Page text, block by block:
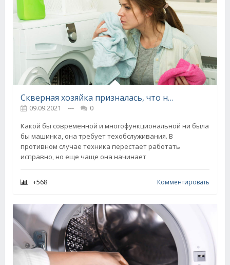
Скверная хозяйка призналась, что не в силах вывести плесень из стиральной машины
09.09.2021 ---
0
Какой бы современной и многофункциональной ни была
бы машинка, она требует техобслуживания. В
противном случае техника перестает работать
исправно, но еще чаще она начинает
+568 Комментировать